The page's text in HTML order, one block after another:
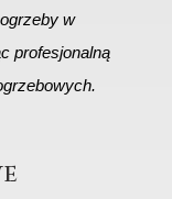
w
profesjonalną